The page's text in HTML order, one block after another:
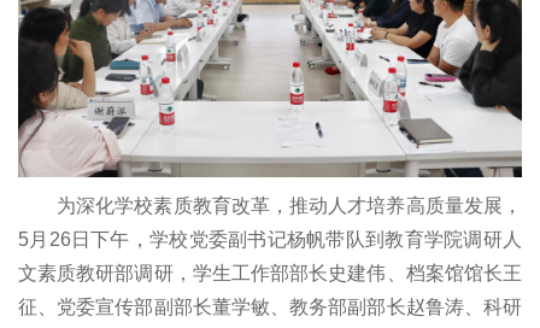
为深化学校素质教育改革，推动人才培养高质量发展，
5月26日下午，学校党委副书记杨帆带队到教育学院调研人
文素质教研部调研，学生工作部部长史建伟、档案馆馆长王
征、党委宣传部副部长董学敏、教务部副部长赵鲁涛、科研